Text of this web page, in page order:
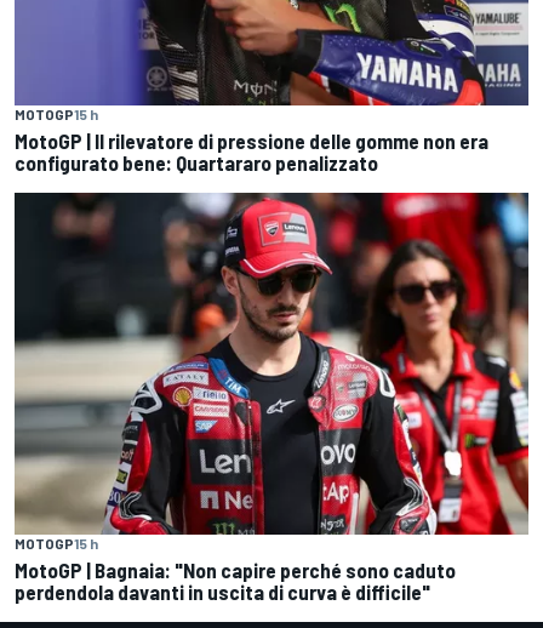
MOTOGP15 h
MotoGP | Il rilevatore di pressione delle gomme non era
configurato bene: Quartararo penalizzato
MOTOGP15 h
MotoGP | Bagnaia: "Non capire perché sono caduto
perdendola davanti in uscita di curva è difficile"